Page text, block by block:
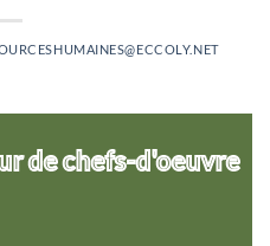
de chefs-d'oeuvre